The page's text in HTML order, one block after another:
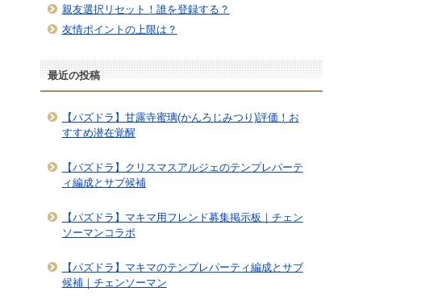
親友選択リセット！誰を登録する？
友情ポイントの上限は？
最近の投稿
【パズドラ】甘露寺蜜璃(かんろじみつり)評価！お
すすめ潜在覚醒
【パズドラ】クリスマスアルジェのテンプレパーテ
ィ編成とサブ候補
【パズドラ】マキマ用フレンド募集掲示板｜チェン
ソーマンコラボ
【パズドラ】マキマのテンプレパーティ編成とサブ
候補｜チェンソーマン